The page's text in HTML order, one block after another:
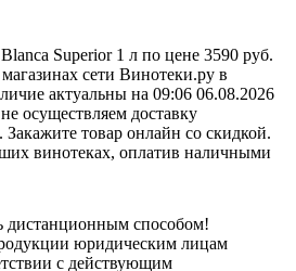
Superior 1 л по цене 3590 руб.
сети Винотеки.ру в
актуальны на 09:06 06.08.2026
осуществляем доставку
товар онлайн со скидкой.
винотеках, оплатив наличными
дистанционным способом!
юридическим лицам
с действующим